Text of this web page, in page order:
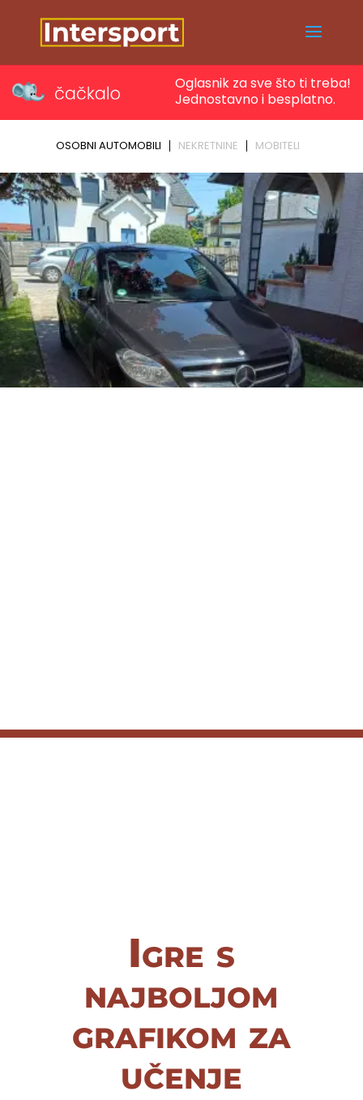
Igre s
najboljom
grafikom za
učenje